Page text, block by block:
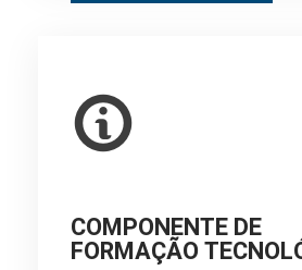
COMPONENTE DE
FORMAÇÃO